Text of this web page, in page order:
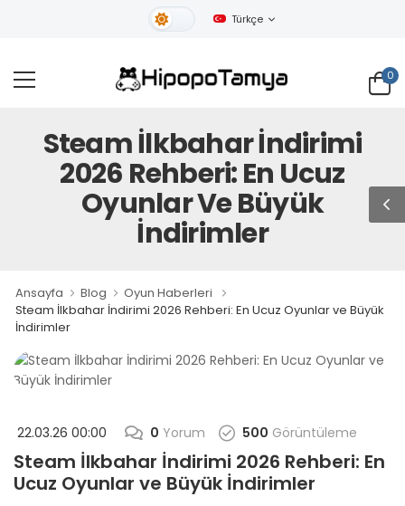
Gündüz Tema
Türkçe
0
Steam İlkbahar İndirimi
2026 Rehberi: En Ucuz
Oyunlar Ve Büyük
İndirimler
Ansayfa Blog
Oyun Haberleri
Steam İlkbahar İndirimi 2026 Rehberi: En Ucuz Oyunlar ve Büyük
İndirimler
22.03.26 00:00 0 Yorum 500 Görüntüleme
Steam İlkbahar İndirimi 2026 Rehberi: En
Ucuz Oyunlar ve Büyük İndirimler